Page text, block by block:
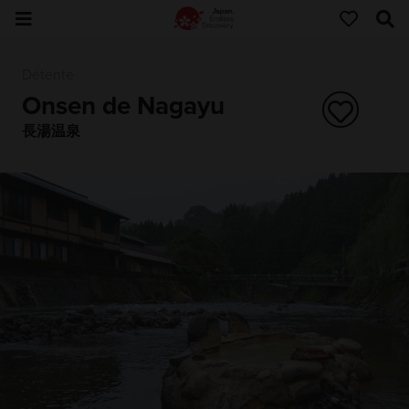
Onsen de Nagayu
長湯温泉